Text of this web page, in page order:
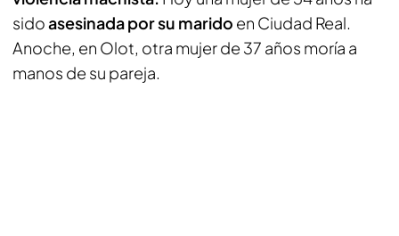
sidoasesinada por su marido en Ciudad Real.
Anoche, en Olot, otra mujer de 37 años moría a
manos de su pareja.